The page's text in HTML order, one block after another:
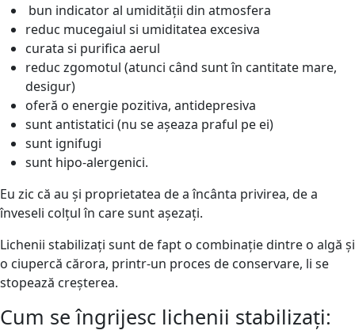
bun indicator al umidității din atmosfera
reduc mucegaiul si umiditatea excesiva
curata si purifica aerul
reduc zgomotul (atunci când sunt în cantitate mare,
desigur)
oferă o energie pozitiva, antidepresiva
sunt antistatici (nu se așeaza praful pe ei)
sunt ignifugi
sunt hipo-alergenici.
Eu zic că au și proprietatea de a încânta privirea, de a
înveseli colțul în care sunt așezați.
Lichenii stabilizați sunt de fapt o combinație dintre o algă și
o ciupercă cărora, printr-un proces de conservare, li se
stopează creșterea.
Cum se îngrijesc lichenii stabilizați: